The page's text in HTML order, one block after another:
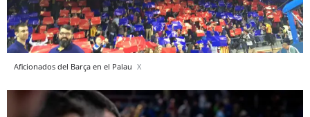
Aficionados del Barça en el Palau X